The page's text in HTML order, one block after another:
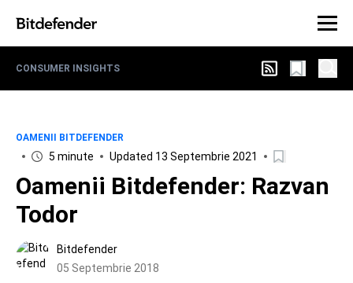
CONSUMER INSIGHTS
OAMENII BITDEFENDER
5 minute Updated 13 Septembrie 2021
Oamenii Bitdefender: Razvan
Todor
Bitdefender
05 Septembrie 2018